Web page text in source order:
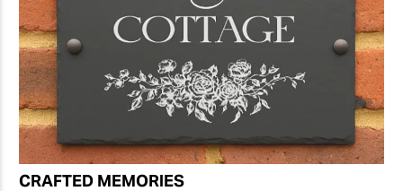
CRAFTED MEMORIES